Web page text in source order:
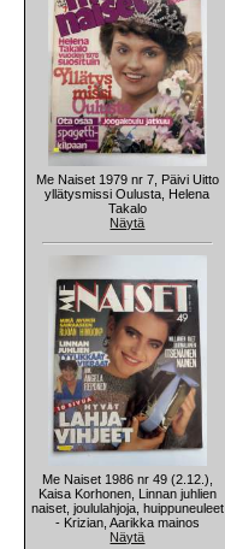
Me Naiset 1979 nr 7, Päivi Uitto
yllätysmissi Oulusta, Helena
Takalo
Näytä
Me Naiset 1986 nr 49 (2.12.),
Kaisa Korhonen, Linnan juhlien
naiset, joululahjoja, huippuneuleet
- Krizian, Aarikka mainos
Näytä